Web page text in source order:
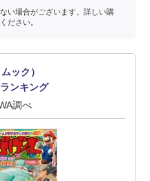
い場合がございます。詳しい購
ださい。
ック）
ンキング
調べ